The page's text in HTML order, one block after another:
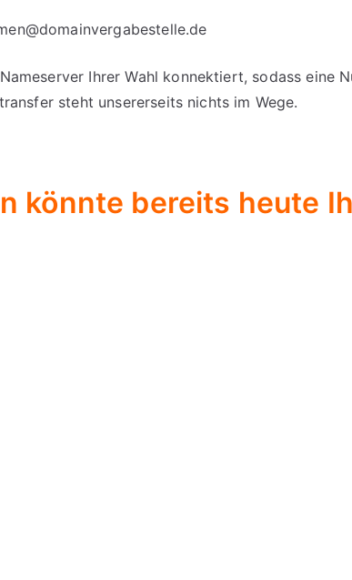
Ihrer Wahl konnektiert, sodass eine
steht unsererseits nichts im Wege.
könnte bereits heute